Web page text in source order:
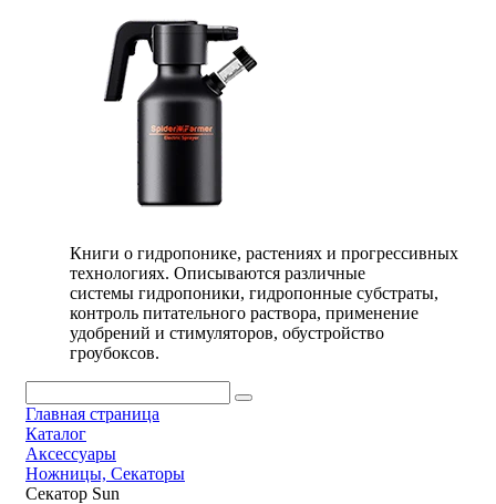
Книги о гидропонике, растениях и прогрессивных
технологиях. Описываются различные
системы гидропоники, гидропонные субстраты,
контроль питательного раствора, применение
удобрений и стимуляторов, обустройство
гроубоксов.
Главная страница
Каталог
Аксессуары
Ножницы, Секаторы
Секатор Sun